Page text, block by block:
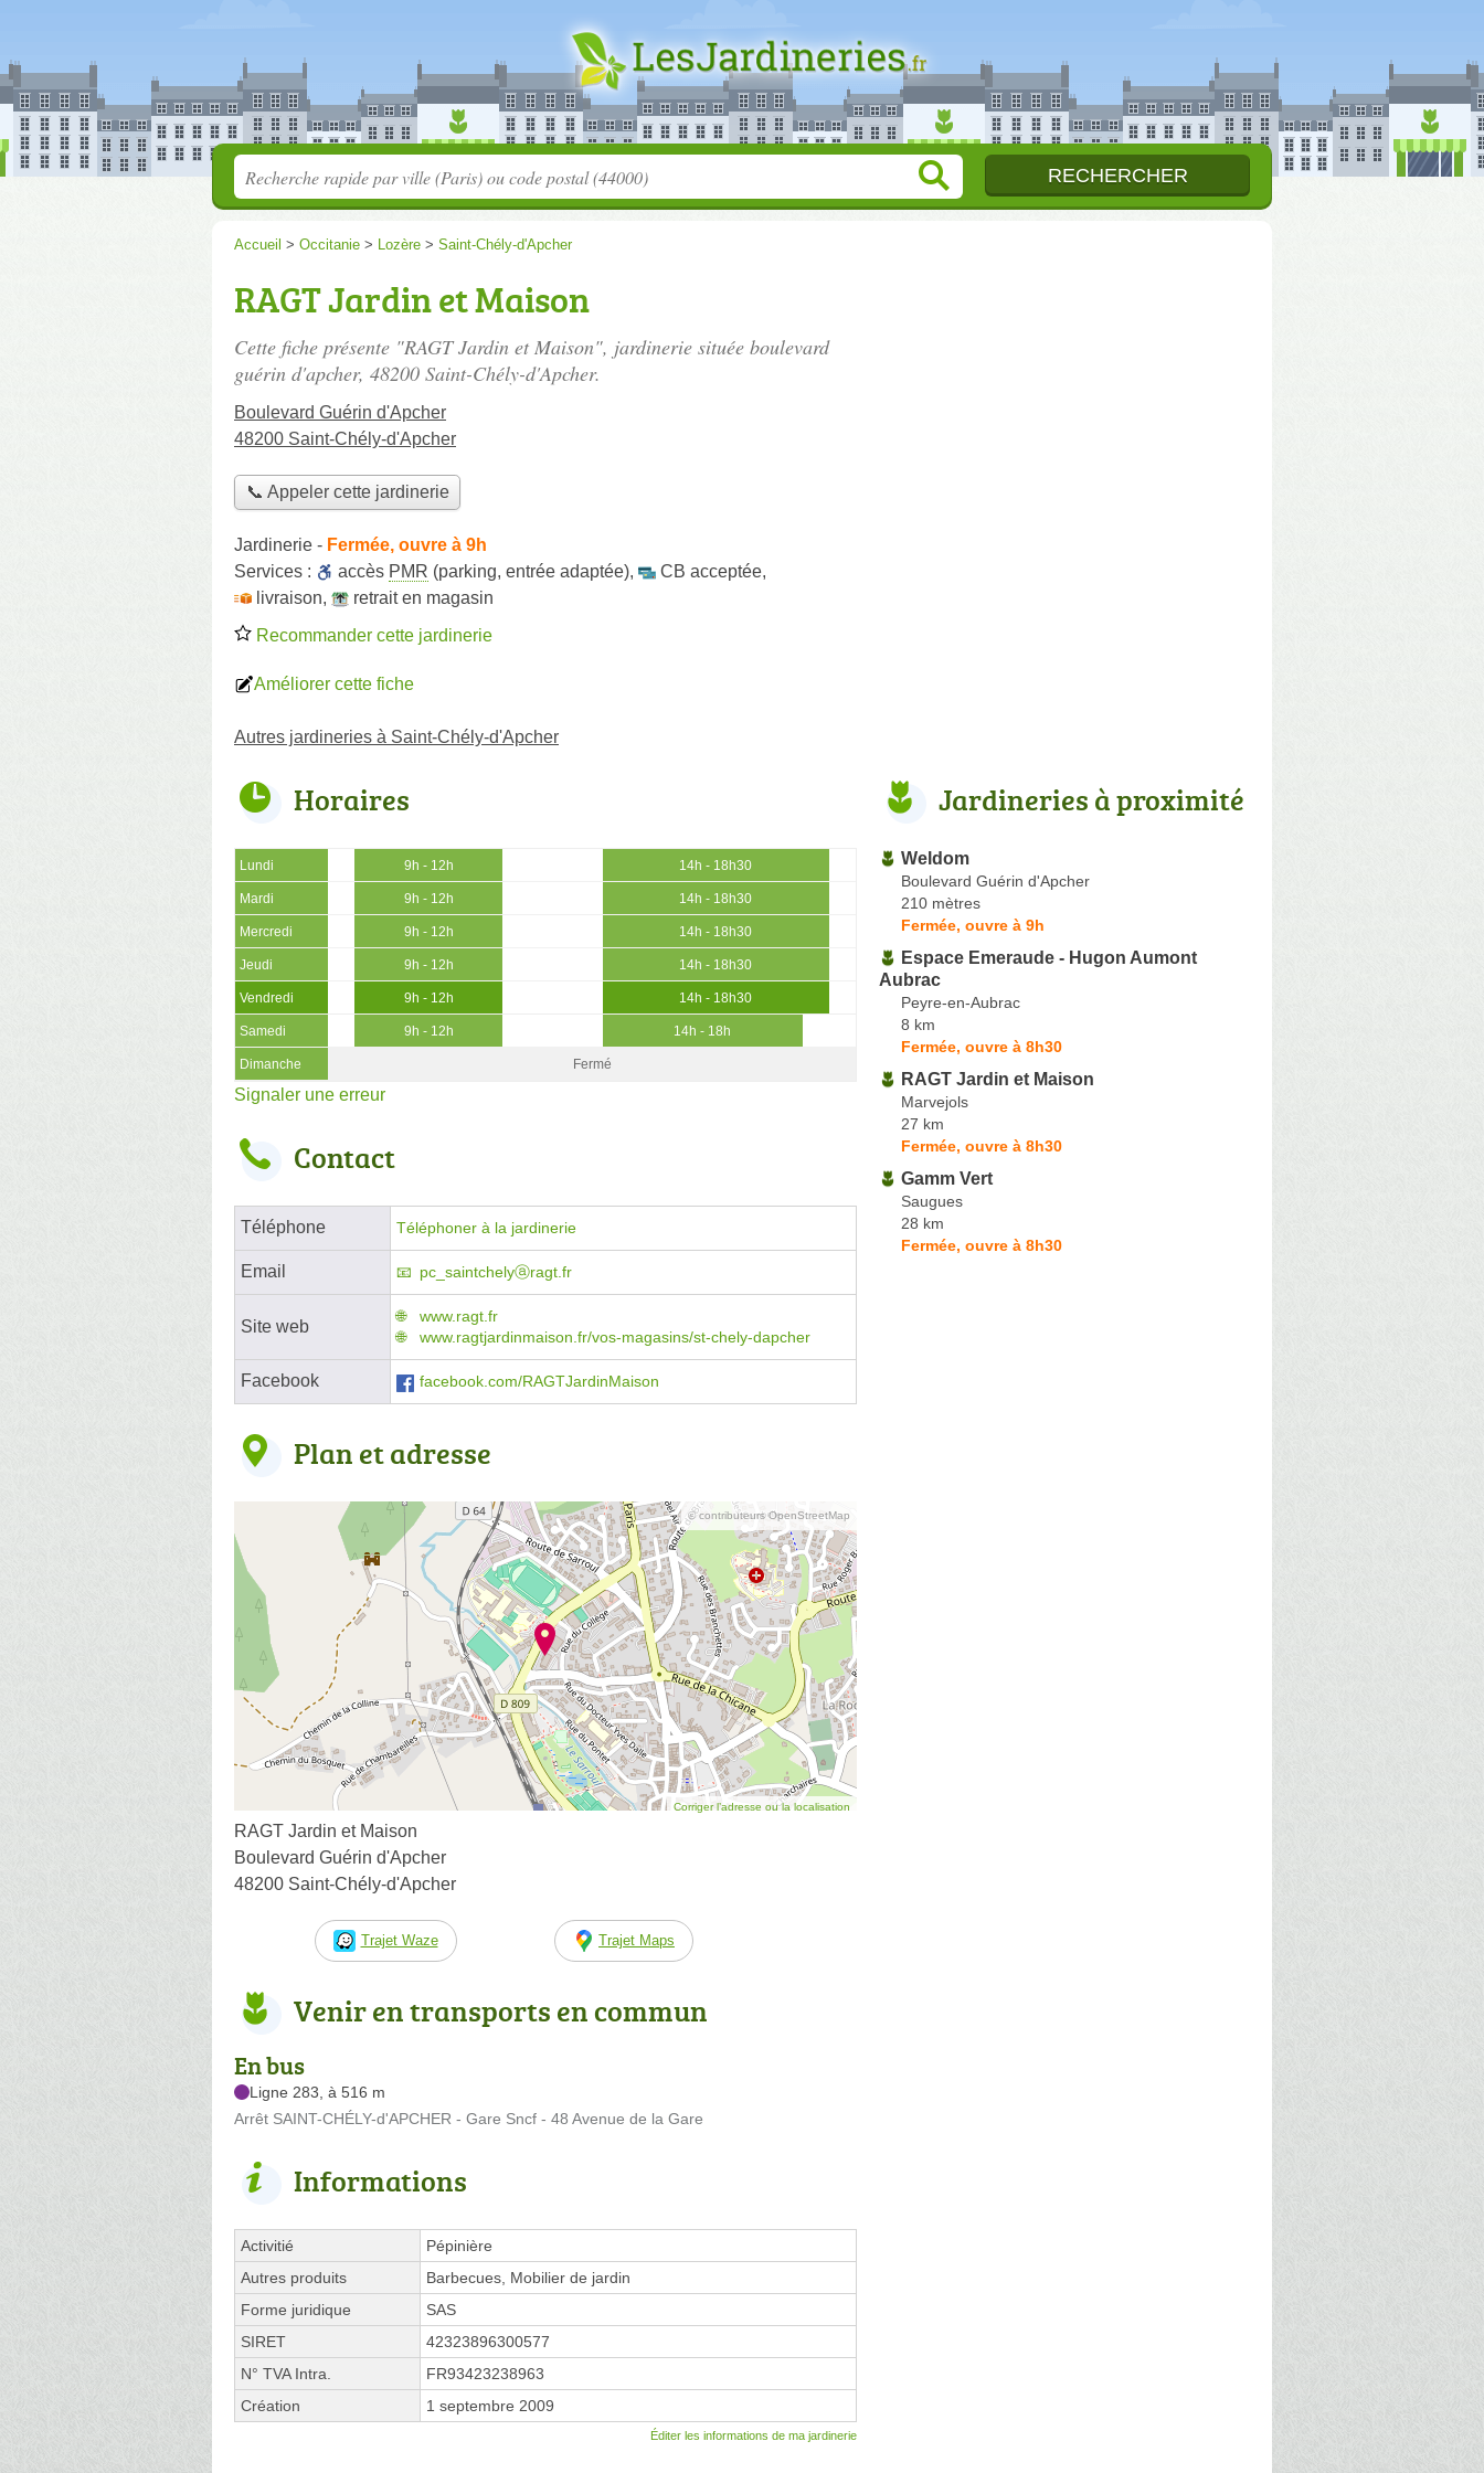
Accueil > Occitanie > Lozère > Saint-Chély-d'Apcher
RAGT Jardin et Maison
Cette fiche présente "RAGT Jardin et Maison", jardinerie située boulevard
guérin d'apcher, 48200 Saint-Chély-d'Apcher.
Boulevard Guérin d'Apcher
48200 Saint-Chély-d'Apcher
📞 Appeler cette jardinerie
Jardinerie - Fermée, ouvre à 9h
Services :
accès PMR (parking, entrée adaptée), CB acceptée,
livraison,
retrait en magasin
Recommander cette jardinerie
Améliorer cette fiche
Autres jardineries à Saint-Chély-d'Apcher
Horaires
Lundi 9h - 12h 14h - 18h30
Mardi 9h - 12h 14h - 18h30
Mercredi 9h - 12h 14h - 18h30
Jeudi 9h - 12h 14h - 18h30
Vendredi 9h - 12h 14h - 18h30
Samedi 9h - 12h 14h - 18h
Dimanche Fermé
Signaler une erreur
Contact
Téléphone Téléphoner à la jardinerie
Email pc_saintchelyⓐragt.fr
Site web
www.ragt.fr
www.ragtjardinmaison.fr/vos-magasins/st-chely-dapcher
Facebook facebook.com/RAGTJardinMaison
Plan et adresse
© contributeurs OpenStreetMap
Corriger l’adresse ou la localisation
RAGT Jardin et Maison
Boulevard Guérin d'Apcher
48200 Saint-Chély-d'Apcher
Trajet Waze Trajet Maps
Venir en transports en commun
En bus
Ligne 283, à 516 m
Arrêt SAINT-CHÉLY-d'APCHER - Gare Sncf - 48 Avenue de la Gare
Informations
Activitié
Pépinière
Autres produits
Barbecues, Mobilier de jardin
Forme juridique
SAS
SIRET
42323896300577
N° TVA Intra.
FR93423238963
Création
1 septembre 2009
Éditer les informations de ma jardinerie
Jardineries à proximité
Weldom
Boulevard Guérin d'Apcher
210 mètres
Fermée, ouvre à 9h
Espace Emeraude - Hugon Aumont
Aubrac
Peyre-en-Aubrac
8 km
Fermée, ouvre à 8h30
RAGT Jardin et Maison
Marvejols
27 km
Fermée, ouvre à 8h30
Gamm Vert
Saugues
28 km
Fermée, ouvre à 8h30